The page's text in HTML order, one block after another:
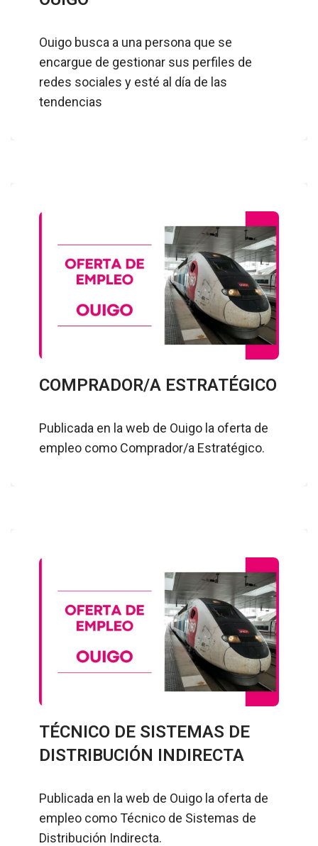
Ouigo busca a una persona que se
encargue de gestionar sus perfiles de
redes sociales y esté al día de las
tendencias
COMPRADOR/A ESTRATÉGICO
Publicada en la web de Ouigo la oferta de
empleo como Comprador/a Estratégico.
TÉCNICO DE SISTEMAS DE
DISTRIBUCIÓN INDIRECTA
Publicada en la web de Ouigo la oferta de
empleo como Técnico de Sistemas de
Distribución Indirecta.